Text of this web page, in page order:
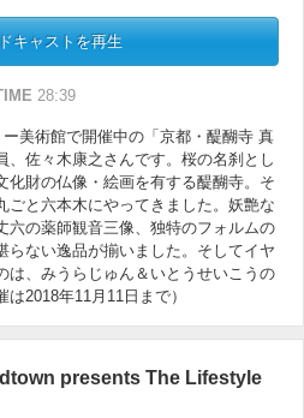
キャストを再生
28:39
美術館で開催中の「京都・醍醐寺 真
、佐々木康之さんです。桜の名刹とし
化財の仏像・絵画を有する醍醐寺。そ
ごと六本木にやってきました。妖艶な
六の薬師観音三像、独特のフォルムの
らない逸品が揃いました。そしてイヤ
は、みうらじゅん＆いとうせいこうの
2018年11月11日まで）
presents The Lifestyle